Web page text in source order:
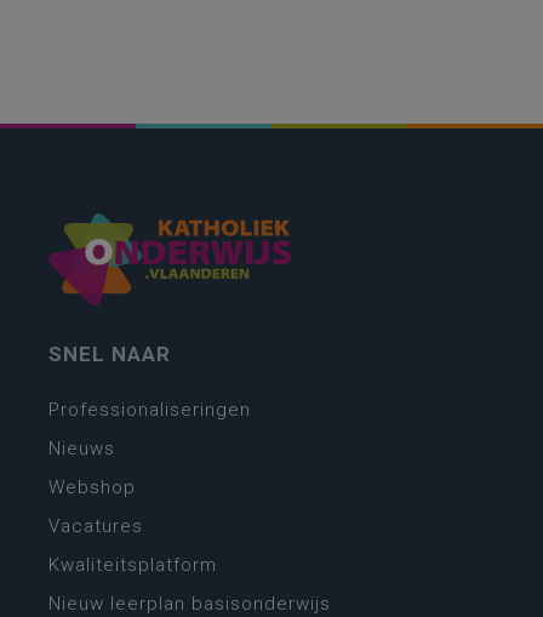
SNEL NAAR
Professionaliseringen
Nieuws
Webshop
Vacatures
Kwaliteitsplatform
Nieuw leerplan basisonderwijs